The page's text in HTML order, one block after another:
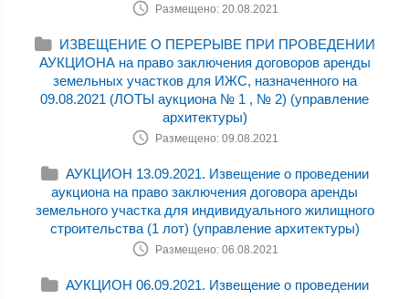
Размещено: 20.08.2021
ИЗВЕЩЕНИЕ О ПЕРЕРЫВЕ ПРИ ПРОВЕДЕНИИ
АУКЦИОНА на право заключения договоров аренды
земельных участков для ИЖС, назначенного на
09.08.2021 (ЛОТЫ аукциона № 1 , № 2) (управление
архитектуры)
Размещено: 09.08.2021
АУКЦИОН 13.09.2021. Извещение о проведении
аукциона на право заключения договора аренды
земельного участка для индивидуального жилищного
строительства (1 лот) (управление архитектуры)
Размещено: 06.08.2021
АУКЦИОН 06.09.2021. Извещение о проведении